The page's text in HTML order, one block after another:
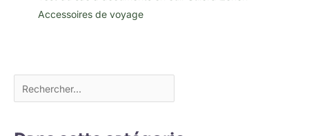
Accessoires de voyage